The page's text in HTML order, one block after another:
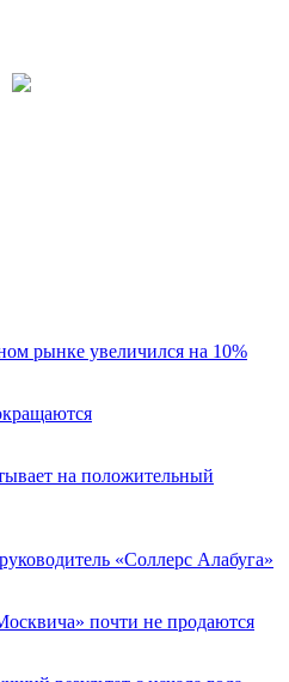
рынке увеличился на 10%
на положительный
«Соллерс Алабуга»
почти не продаются